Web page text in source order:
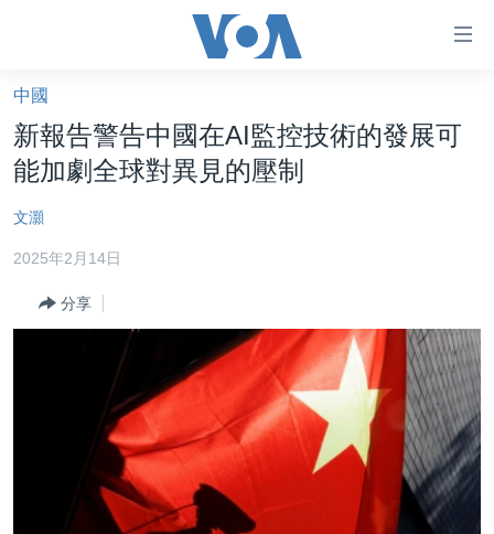
礙
鏈
接
跳
轉
內
美國大選2024
海外港人
中國
新報告警告中國在AI監控技術的發展可
能加劇全球對異見的壓制
文灝
2025年2月14日
分享